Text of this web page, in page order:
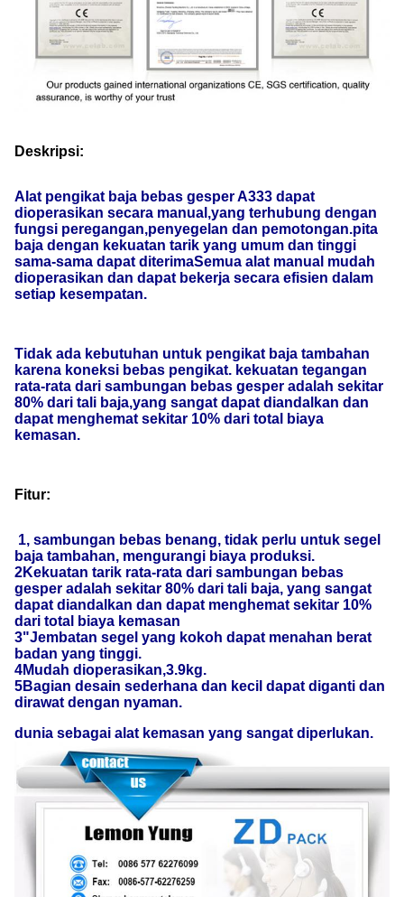
Deskripsi:
Alat pengikat baja bebas gesper A333 dapat
dioperasikan secara manual,yang terhubung dengan
fungsi peregangan,penyegelan dan pemotongan.pita
baja dengan kekuatan tarik yang umum dan tinggi
sama-sama dapat diterimaSemua alat manual mudah
dioperasikan dan dapat bekerja secara efisien dalam
setiap kesempatan.
Tidak ada kebutuhan untuk pengikat baja tambahan
karena koneksi bebas pengikat. kekuatan tegangan
rata-rata dari sambungan bebas gesper adalah sekitar
80% dari tali baja,yang sangat dapat diandalkan dan
dapat menghemat sekitar 10% dari total biaya
kemasan.
Fitur:
1, sambungan bebas benang, tidak perlu untuk segel
baja tambahan, mengurangi biaya produksi.
2Kekuatan tarik rata-rata dari sambungan bebas
gesper adalah sekitar 80% dari tali baja, yang sangat
dapat diandalkan dan dapat menghemat sekitar 10%
dari total biaya kemasan
3"Jembatan segel yang kokoh dapat menahan berat
badan yang tinggi.
4Mudah dioperasikan,3.9kg.
5Bagian desain sederhana dan kecil dapat diganti dan
dirawat dengan nyaman.
dunia sebagai alat kemasan yang sangat diperlukan.